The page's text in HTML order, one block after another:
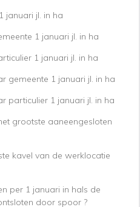
januari jl. in ha
1 januari jl. in ha
1 januari jl. in ha
gemeente 1 januari jl. in ha
particulier 1 januari jl. in ha
grootste aaneengesloten
kavel van de werklocatie
per 1 januari in haIs de
door spoor ?